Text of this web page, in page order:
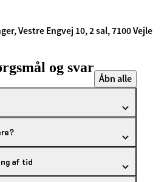
Vestre Engvej 10, 2 sal, 7100 Vejle
og svar
Åbn alle
af tid